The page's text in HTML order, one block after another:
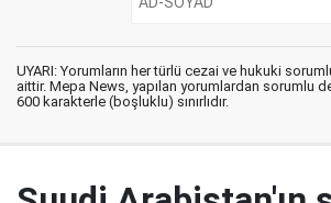
UYARI: Yorumların her türlü cezai ve hukuki
aittir. Mepa News, yapılan yorumlardan sorumlu
600 karakterle (boşluklu) sınırlıdır.